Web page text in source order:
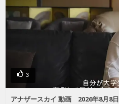
3
アナザースカイ 動画 2026年8月8日